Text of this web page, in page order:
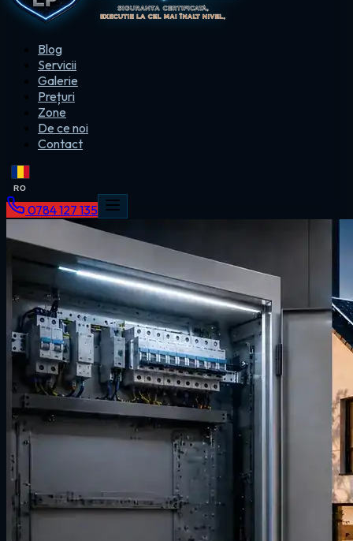
Blog
Servicii
Galerie
Prețuri
Zone
De ce noi
Contact
RO
0784 127 135